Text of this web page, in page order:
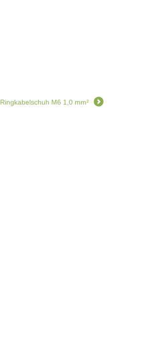
Ringkabelschuh M6 1,0 mm²